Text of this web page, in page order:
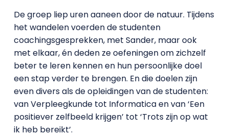
De groep liep uren aaneen door de natuur. Tijdens
het wandelen voerden de studenten
coachingsgesprekken, met Sander, maar ook
met elkaar, én deden ze oefeningen om zichzelf
beter te leren kennen en hun persoonlijke doel
een stap verder te brengen. En die doelen zijn
even divers als de opleidingen van de studenten:
van Verpleegkunde tot Informatica en van ‘Een
positiever zelfbeeld krijgen’ tot ‘Trots zijn op wat
ik heb bereikt’.